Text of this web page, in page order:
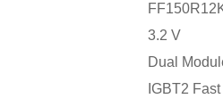
3.2 V
Dual
IGBT2 Fast